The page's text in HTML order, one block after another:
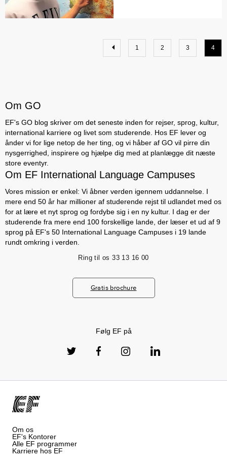
1 2 3 4
Om GO
EF's GO blog skriver om det seneste inden for rejser, sprog, kultur,
international karriere og livet som studerende. Hos EF lever og
ånder vi for lige netop de her ting, og vi håber af GO vil pirre din
nysgerrighed, inspirere og hjælpe dig med at planlægge dit næste
store eventyr.
Om EF International Language Campuses
Vores mission er enkel: Vi åbner verden igennem uddannelse. I
mere end 50 år har millioner af studerende rejst til udlandet med os
for at lære et nyt sprog og fordybe sig i en ny kultur. I dag er der
studerende fra mere end 100 forskellige lande, der læser et ud af 9
sprog på EF's 50 International Language Campuses i 19 lande
rundt omkring i verden.
Ring til os 33 13 16 00
Gratis brochure
Følg EF på
Om os
EF's Kontorer
Alle EF programmer
Karriere hos EF